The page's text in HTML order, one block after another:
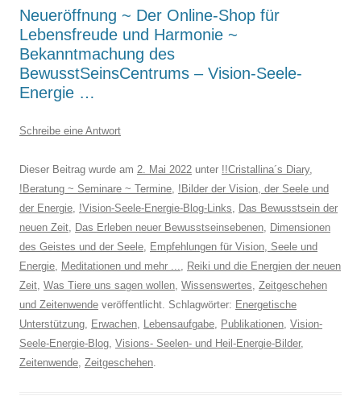
Neueröffnung ~ Der Online-Shop für
Lebensfreude und Harmonie ~
Bekanntmachung des
BewusstSeinsCentrums – Vision-Seele-
Energie …
Schreibe eine Antwort
Dieser Beitrag wurde am 2. Mai 2022 unter !!Cristallina´s Diary,
!Beratung ~ Seminare ~ Termine, !Bilder der Vision, der Seele und
der Energie, !Vision-Seele-Energie-Blog-Links, Das Bewusstsein der
neuen Zeit, Das Erleben neuer Bewusstseinsebenen, Dimensionen
des Geistes und der Seele, Empfehlungen für Vision, Seele und
Energie, Meditationen und mehr ..., Reiki und die Energien der neuen
Zeit, Was Tiere uns sagen wollen, Wissenswertes, Zeitgeschehen
und Zeitenwende veröffentlicht. Schlagwörter: Energetische
Unterstützung, Erwachen, Lebensaufgabe, Publikationen, Vision-
Seele-Energie-Blog, Visions- Seelen- und Heil-Energie-Bilder,
Zeitenwende, Zeitgeschehen.